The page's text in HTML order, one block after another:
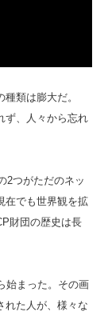
類は膨大だ。
ず、人々から忘れ
2つがただのネッ
在でも世界観を拡
財団の歴史は長
始まった。その画
れた人が、様々な